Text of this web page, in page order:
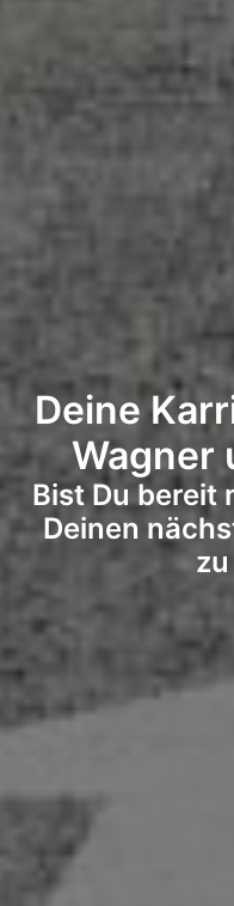
Deine
Wagner
Bist Du bereit
Deinen